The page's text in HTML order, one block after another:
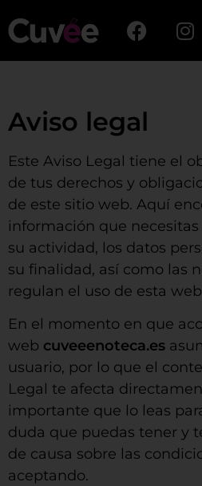
Aviso legal
Este Aviso Legal tiene el
de tus derechos y
de este sitio web. Aquí
información que
su actividad, los datos
su finalidad, así como las
regulan el uso de esta
En el momento en que
web cuveeenoteca.es
usuario, por lo que el
Legal te afecta
importante que lo leas
duda que puedas tener y
de causa sobre las
aceptando.